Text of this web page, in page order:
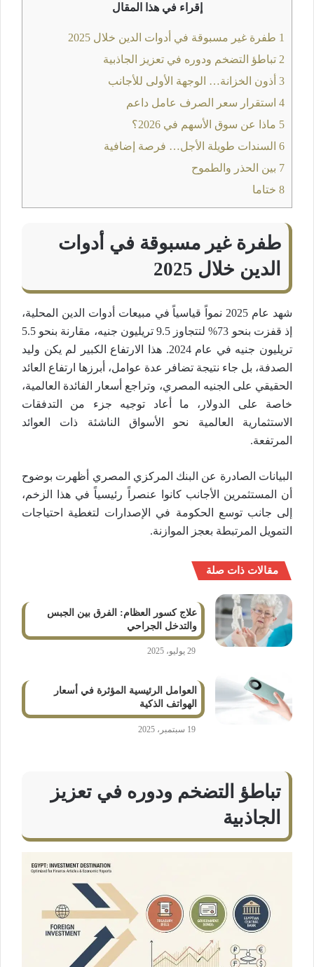
إقراء في هذا المقال
1 طفرة غير مسبوقة في أدوات الدين خلال 2025
2 تباطؤ التضخم ودوره في تعزيز الجاذبية
3 أذون الخزانة… الوجهة الأولى للأجانب
4 استقرار سعر الصرف عامل داعم
5 ماذا عن سوق الأسهم في 2026؟
6 السندات طويلة الأجل… فرصة إضافية
7 بين الحذر والطموح
8 ختاما
طفرة غير مسبوقة في أدوات
الدين خلال 2025
شهد عام 2025 نمواً قياسياً في مبيعات أدوات الدين المحلية،
إذ قفزت بنحو 73% لتتجاوز 9.5 تريليون جنيه، مقارنة بنحو 5.5
تريليون جنيه في عام 2024. هذا الارتفاع الكبير لم يكن وليد
الصدفة، بل جاء نتيجة تضافر عدة عوامل، أبرزها ارتفاع العائد
الحقيقي على الجنيه المصري، وتراجع أسعار الفائدة العالمية،
خاصة على الدولار، ما أعاد توجيه جزء من التدفقات
الاستثمارية العالمية نحو الأسواق الناشئة ذات العوائد
المرتفعة.
البيانات الصادرة عن البنك المركزي المصري أظهرت بوضوح
أن المستثمرين الأجانب كانوا عنصراً رئيسياً في هذا الزخم،
إلى جانب توسع الحكومة في الإصدارات لتغطية احتياجات
التمويل المرتبطة بعجز الموازنة.
مقالات ذات صلة
علاج كسور العظام: الفرق بين الجبس
والتدخل الجراحي
29 يوليو، 2025
العوامل الرئيسية المؤثرة في أسعار
الهواتف الذكية
19 سبتمبر، 2025
تباطؤ التضخم ودوره في تعزيز
الجاذبية